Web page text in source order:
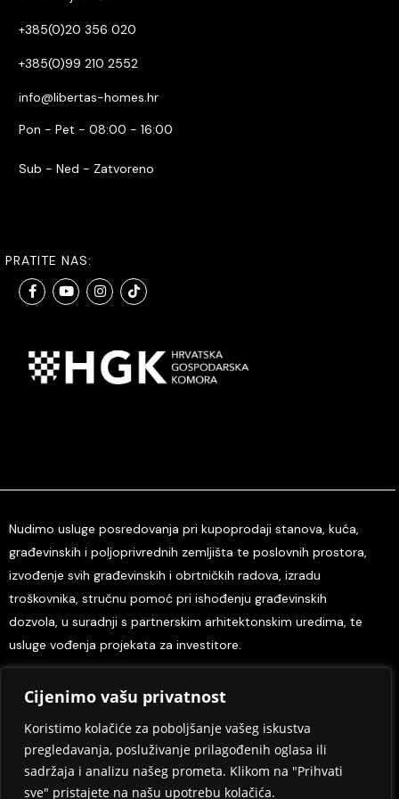
Cijenimo vašu privatnost
Koristimo kolačiće za poboljšanje vašeg iskustva
pregledavanja, posluživanje prilagođenih oglasa ili
sadržaja i analizu našeg prometa. Klikom na "Prihvati
sve" pristajete na našu upotrebu kolačića.
+385(0)20 356 020
+385(0)99 210 2552
info@libertas-homes.hr
Pon - Pet - 08:00 - 16:00
Sub - Ned - Zatvoreno
PRATITE NAS:
Nudimo usluge posredovanja pri kupoprodaji stanova, kuća,
građevinskih i poljoprivrednih zemljišta te poslovnih prostora,
izvođenje svih građevinskih i obrtničkih radova, izradu
troškovnika, stručnu pomoć pri ishođenju građevinskih
dozvola, u suradnji s partnerskim arhitektonskim uredima, te
usluge vođenja projekata za investitore.
Home O nama Kontaktirajte nas
Odredbe i uvjeti
Pravila privatnosti
Design eSimple.hr